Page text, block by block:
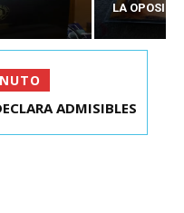
LA
DE CAPITÁN YÁBER
ADMISIBLES